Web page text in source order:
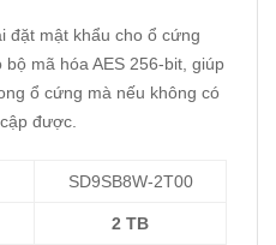
đặt mật khẩu cho ổ cứng
mã hóa AES 256-bit, giúp
ổ cứng mà nếu không có
được.
SD9SB8W-2T00
2 TB